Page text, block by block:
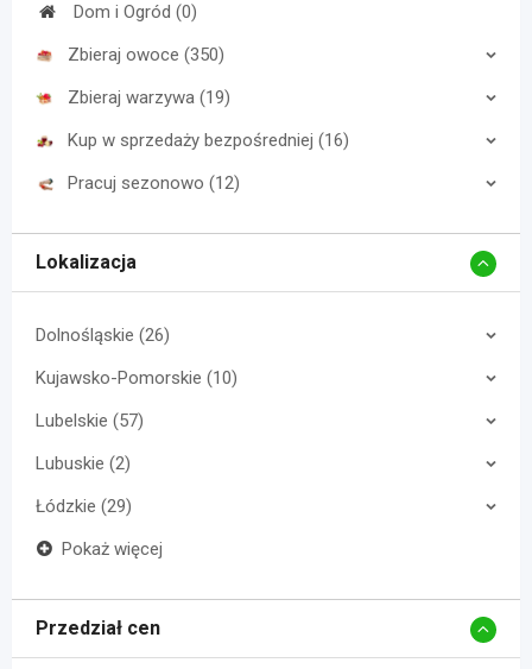
Dom i Ogród (0)
Zbieraj owoce (350)
Zbieraj warzywa (19)
Kup w sprzedaży bezpośredniej (16)
Pracuj sezonowo (12)
Lokalizacja
Dolnośląskie (26)
Kujawsko-Pomorskie (10)
Lubelskie (57)
Lubuskie (2)
Łódzkie (29)
Pokaż więcej
Przedział cen